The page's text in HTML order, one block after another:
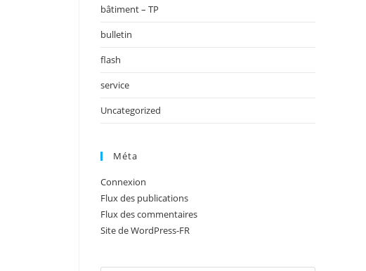
bâtiment – TP
bulletin
flash
service
Uncategorized
Méta
Connexion
Flux des publications
Flux des commentaires
Site de WordPress-FR